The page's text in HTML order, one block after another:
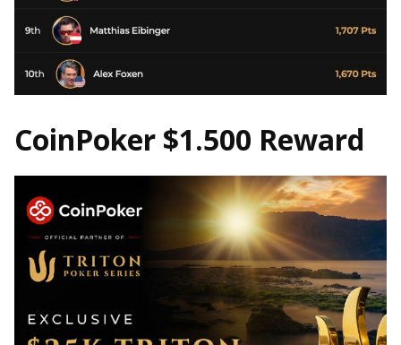
CoinPoker $1.500 Reward